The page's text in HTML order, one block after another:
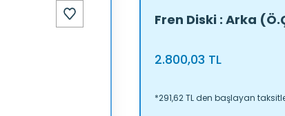
Fren Diski : Arka
2.800,03 TL
*291,62 TL den başlayan